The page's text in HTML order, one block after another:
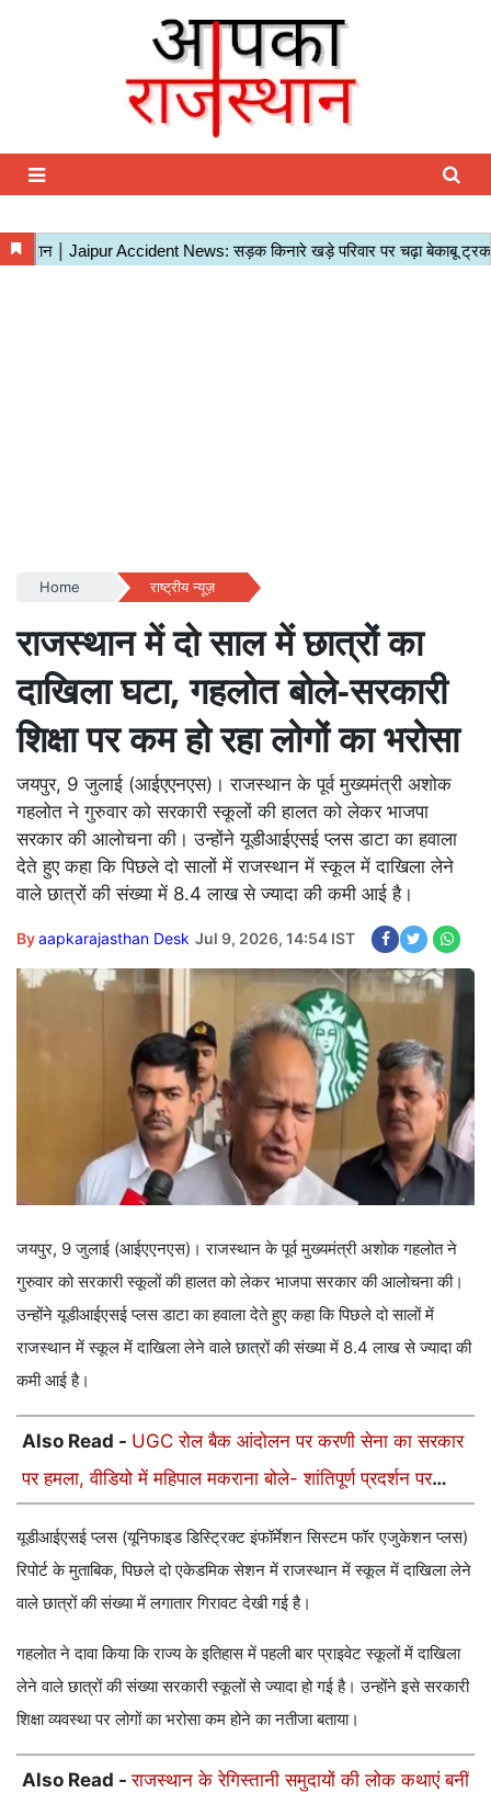
Home राष्ट्रीय न्यूज़
राजस्थान में दो साल में छात्रों का
दाखिला घटा, गहलोत बोले-सरकारी
शिक्षा पर कम हो रहा लोगों का भरोसा
जयपुर, 9 जुलाई (आईएएनएस)। राजस्थान के पूर्व मुख्यमंत्री अशोक
गहलोत ने गुरुवार को सरकारी स्कूलों की हालत को लेकर भाजपा
सरकार की आलोचना की। उन्होंने यूडीआईएसई प्लस डाटा का हवाला
देते हुए कहा कि पिछले दो सालों में राजस्थान में स्कूल में दाखिला लेने
वाले छात्रों की संख्या में 8.4 लाख से ज्यादा की कमी आई है।
Byaapkarajasthan Desk Jul 9, 2026, 14:54 IST
जयपुर, 9 जुलाई (आईएएनएस)। राजस्थान के पूर्व मुख्यमंत्री अशोक गहलोत ने
गुरुवार को सरकारी स्कूलों की हालत को लेकर भाजपा सरकार की आलोचना की।
उन्होंने यूडीआईएसई प्‍लस डाटा का हवाला देते हुए कहा कि पिछले दो सालों में
राजस्थान में स्कूल में दाखिला लेने वाले छात्रों की संख्या में 8.4 लाख से ज्‍यादा की
कमी आई है।
Also Read - UGC रोल बैक आंदोलन पर करणी सेना का सरकार
पर हमला, वीडियो में महिपाल मकराना बोले- शांतिपूर्ण प्रदर्शन पर
यूडीआईएसई प्‍लस (यूनिफाइड डिस्ट्रिक्ट इंफॉर्मेशन सिस्टम फॉर एजुकेशन प्लस)
रिपोर्ट के मुताबिक, पिछले दो एकेडमिक सेशन में राजस्थान में स्कूल में दाखिला लेने
वाले छात्रों की संख्या में लगातार गिरावट देखी गई है।
गहलोत ने दावा किया कि राज्य के इतिहास में पहली बार प्राइवेट स्कूलों में दाखिला
लेने वाले छात्रों की संख्या सरकारी स्कूलों से ज्‍यादा हो गई है। उन्होंने इसे सरकारी
शिक्षा व्यवस्था पर लोगों का भरोसा कम होने का नतीजा बताया।
Also Read -राजस्थान के रेगिस्तानी समुदायों की लोक कथाएं बनीं